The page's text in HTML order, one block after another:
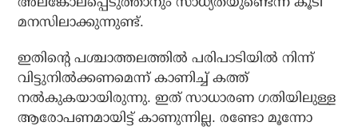
മനസിലാക്കുന്നുണ്ട്.
ഇതിന്റെ പശ്ചാത്തലത്തില്‍ പരിപാടിയില്‍ നിന്ന്
വിട്ടുനില്‍ക്കണമെന്ന് കാണിച്ച് കത്ത്
നല്‍കുകയായിരുന്നു. ഇത് സാധാരണ ഗതിയിലുള്ള
ആരോപണമായിട്ട് കാണുന്നില്ല. രണ്ടോ മൂന്നോ